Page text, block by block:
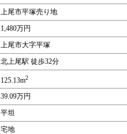
上尾市平塚売り地
1,480万円
上尾市大字平塚
北上尾駅 徒歩32分
125.13m2
39.09万円
平坦
宅地